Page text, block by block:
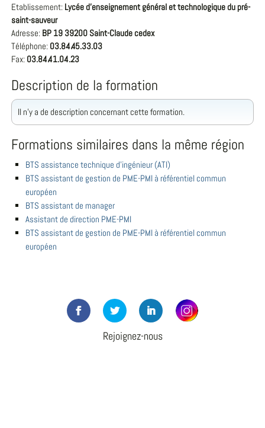
Etablissement: Lycée d'enseignement général et technologique du pré-
saint-sauveur
Adresse: BP 19 39200 Saint-Claude cedex
Téléphone: 03.84.45.33.03
Fax: 03.84.41.04.23
Description de la formation
Il n'y a de description concernant cette formation.
Formations similaires dans la même région
BTS assistance technique d'ingénieur (ATI)
BTS assistant de gestion de PME-PMI à référentiel commun
européen
BTS assistant de manager
Assistant de direction PME-PMI
BTS assistant de gestion de PME-PMI à référentiel commun
européen
Rejoignez-nous